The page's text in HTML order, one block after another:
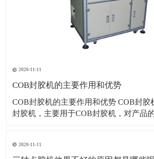
2020-11-11
COB封胶机的主要作用和优势
COB封胶机的主要作用和优势 COB封胶机是一款全自动
封胶机，主要用于COB封胶机，对产品
接，历时较长，而且其他工艺较多，元件
2020-11-11